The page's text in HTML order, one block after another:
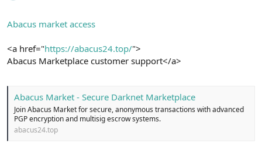
Abacus market access
<a href="https://abacus24.top/">
Abacus Marketplace customer support</a>
Abacus Market - Secure Darknet Marketplace
Join Abacus Market for secure, anonymous transactions with advanced
PGP encryption and multisig escrow systems.
abacus24.top